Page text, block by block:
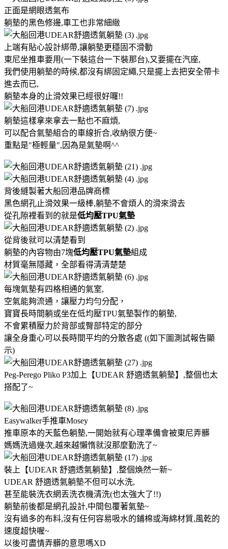
正面是網眼透氣布
躺墊的黑色修邊,車工也非常細緻
上端有貼心設計綁帶,讓躺墊更穩固不滑動
東尼坐推車要用(一下裝這台一下裝那台),又要擺在汽座,
我們使用躺墊的時候,都沒有綁固定繩,只是擺上去把安全帶卡
進去而已,
躺墊本身的止滑效果已經很好囉!!
躺墊這樣拿來拿去一點也不麻煩,
可以配合氣墊組合的車線折合,收納很方便~
重點是"極輕量",因為是氣墊啊^^
背後縫製著大船回港品牌商標
黑色網孔止滑效果一級棒,躺墊不會煩人的滑來滑去
從孔隙裡看到的就是低均壓TPU氣墊
從背後就可以清楚看到
躺墊的內容物由7塊低均壓TPU氣墊組成
材質毫無隱藏，全部看得清清楚楚
每塊氣墊有四格相通的氣室,
空氣能夠流通，讓壓力均勻分配，
寶寶長時間躺或坐在低均壓TPU氣墊製作的躺墊,
不會累積壓力於背部或臀部特定的部分
讓全身重心可以長時間平均的分散各處 ((如下圖測試報告顯
示)
Peg-Perego Pliko P3加上【UDEAR 舒適透氣躺墊】,整個也太
搭配了~
Easywalker手推車Mosey
推車原本的天藍色躺墊,一開始就有心理準備會被東尼弄髒
媽媽洗過幾次,越來越懶惰就沒那麼勤洗了~
裝上【UDEAR 舒適透氣躺墊】,整個煥然一新~
UDEAR 舒適透氣躺墊不但可以水洗,
甚至能裝洗衣網丟洗衣機清洗(也太強大了!!)
躺墊前後都是網孔設計,中間包覆著氣墊~
沒有過多的布料,沒有任何容易吸水的鋪棉或海綿材質,風乾的
速度超快喔~
以後可盡情弄髒的意思嗎XD